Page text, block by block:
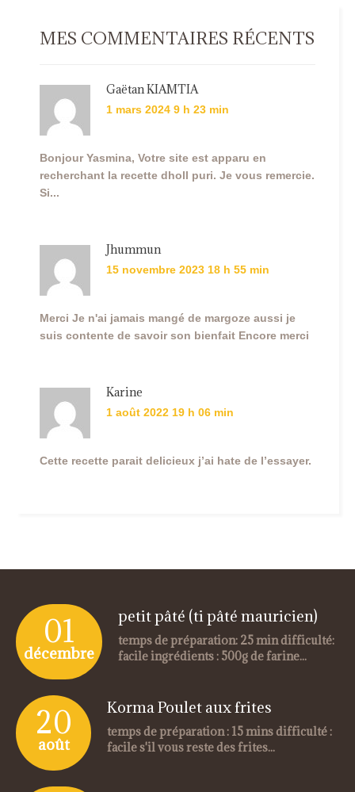
MES COMMENTAIRES RÉCENTS
Gaëtan KIAMTIA
1 mars 2024 9 h 23 min
Bonjour Yasmina, Votre site est apparu en
recherchant la recette dholl puri. Je vous remercie.
Si...
Jhummun
15 novembre 2023 18 h 55 min
Merci Je n'ai jamais mangé de margoze aussi je
suis contente de savoir son bienfait Encore merci
Karine
1 août 2022 19 h 06 min
Cette recette parait delicieux j’ai hate de l’essayer.
01
décembre
petit pâté (ti pâté mauricien)
temps de préparation: 25 min difficulté:
facile ingrédients : 500g de farine...
20
août
Korma Poulet aux frites
temps de préparation : 15 mins difficulté :
facile s'il vous reste des frites...